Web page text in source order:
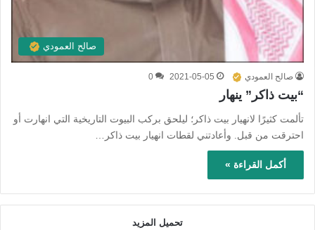
صالح العمودي
صالح العمودي 2021-05-05
0
“بيت ذاكر” ينهار
تألمت كثيرًا لانهيار بيت ذاكر؛ ليلحق بركب البيوت التاريخية التي انهارت أو
احترقت من قبل. وأعادتني لقطات انهيار بيت ذاكر…
أكمل القراءة »
تحميل المزيد